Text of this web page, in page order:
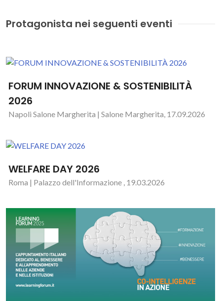
Protagonista nei seguenti eventi
FORUM INNOVAZIONE & SOSTENIBILITÀ
2026
Napoli Salone Margherita | Salone Margherita, 17.09.2026
WELFARE DAY 2026
Roma | Palazzo dell'Informazione , 19.03.2026